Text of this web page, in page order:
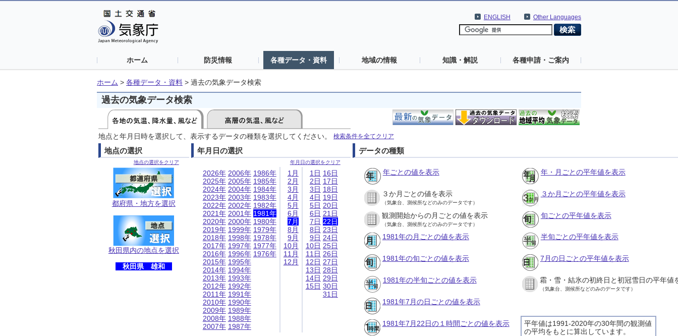
Other Languages
ENGLISH
ホーム 防災情報 各種データ・資料 地域の情報 知識・解説 各種申請・ご案内
ホーム > 各種データ・資料 > 過去の気象データ検索
過去の気象データ検索
地点と年月日時を選択して、表示するデータの種類を選択してください。 検索条件を全てクリア
地点の選択
地点の選択をクリア
都府県・地方を選択
秋田県内の地点を選択
秋田県 雄和
年月日の選択
年月日の選択をクリア
2026年
2025年
2024年
2023年
2022年
2021年
2020年
2019年
2018年
2017年
2016年
2015年
2014年
2013年
2012年
2011年
2010年
2009年
2008年
2007年
2006年
2005年
2004年
2003年
2002年
2001年
2000年
1999年
1998年
1997年
1996年
1995年
1994年
1993年
1992年
1991年
1990年
1989年
1988年
1987年
1986年
1985年
1984年
1983年
1982年
1981年
1980年
1979年
1978年
1977年
1976年
1月
2月
3月
4月
5月
6月
7月
8月
9月
10月
11月
12月
1日
2日
3日
4日
5日
6日
7日
8日
9日
10日
11日
12日
13日
14日
15日
16日
17日
18日
19日
20日
21日
22日
23日
24日
25日
26日
27日
28日
29日
30日
31日
データの種類
年ごとの値を表示 年・月ごとの平年値を表示
３か月ごとの値を表示
（気象台、測候所などのみのデータです）
３か月ごとの平年値を表示
観測開始からの月ごとの値を表示
（気象台、測候所などのみのデータです）
旬ごとの平年値を表示
1981年の月ごとの値を表示 半旬ごとの平年値を表示
1981年の旬ごとの値を表示 7月の日ごとの平年値を表示
1981年の半旬ごとの値を表示 霜・雪・結氷の初終日と初冠雪日の平年値
（気象台、測候所などのみのデータです）
1981年7月の日ごとの値を表示
平年値は1991-2020年の30年間の観測値
の平均をもとに算出しています。
1981年7月22日の１時間ごとの値を表示